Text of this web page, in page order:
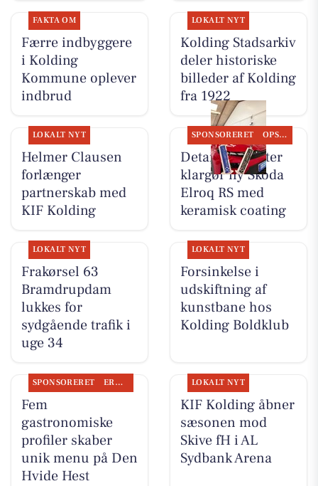
FAKTA OM
Færre indbyggere
i Kolding
Kommune oplever
indbrud
LOKALT NYT
Kolding Stadsarkiv
deler historiske
billeder af Kolding
fra 1922
LOKALT NYT
Helmer Clausen
forlænger
partnerskab med
KIF Kolding
SPONSORERET OPSLAGSTAVLEN
Detailing Center
klargør ny Skoda
Elroq RS med
keramisk coating
LOKALT NYT
Frakørsel 63
Bramdrupdam
lukkes for
sydgående trafik i
uge 34
LOKALT NYT
Forsinkelse i
udskiftning af
kunstbane hos
Kolding Boldklub
SPONSORERET ERHVERV
Fem
gastronomiske
profiler skaber
unik menu på Den
Hvide Hest
LOKALT NYT
KIF Kolding åbner
sæsonen mod
Skive fH i AL
Sydbank Arena